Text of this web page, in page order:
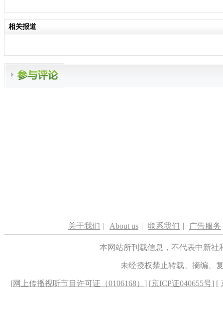
相关报道
关于我们 | About us | 联系我们 | 广告服务
本网站所刊载信息，不代表中新
未经授权禁止转载、摘编、
[网上传播视听节目许可证（0106168） ] [京ICP证040655号] [